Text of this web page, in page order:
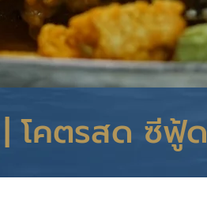
| โคตรสด ซีฟู้ด